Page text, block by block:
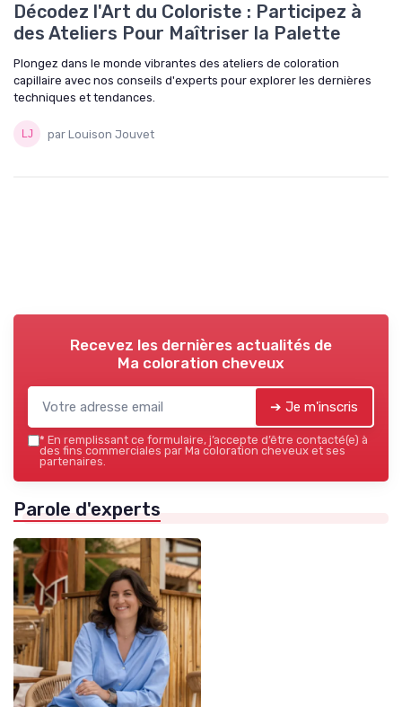
Décodez l'Art du Coloriste : Participez à
des Ateliers Pour Maîtriser la Palette
Plongez dans le monde vibrantes des ateliers de coloration
capillaire avec nos conseils d'experts pour explorer les dernières
techniques et tendances.
par Louison Jouvet
Recevez les dernières actualités de
Ma coloration cheveux
➔ Je m'inscris
* En remplissant ce formulaire, j’accepte d’être contacté(e) à
des fins commerciales par Ma coloration cheveux et ses
partenaires.
Parole d'experts